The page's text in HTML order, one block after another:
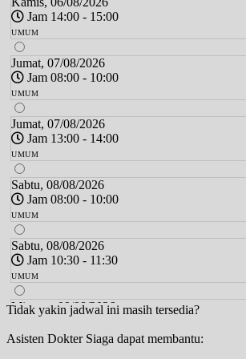
Jam 14:00 - 15:00
UMUM
Jumat, 07/08/2026
Jam 08:00 - 10:00
UMUM
Jumat, 07/08/2026
Jam 13:00 - 14:00
UMUM
Sabtu, 08/08/2026
Jam 08:00 - 10:00
UMUM
Sabtu, 08/08/2026
Jam 10:30 - 11:30
UMUM
Minggu, 09/08/2026
Jam 12:00 - 14:00
UMUM
Tidak yakin jadwal ini masih tersedia?
Asisten Dokter Siaga dapat membantu: